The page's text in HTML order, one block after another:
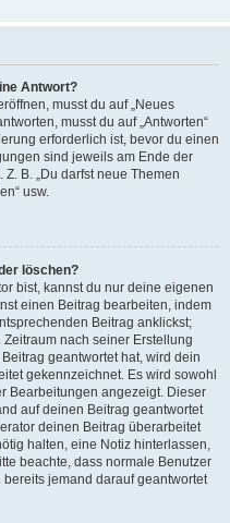
Antwort?
musst du auf „Neues
musst du auf „Antworten“
erforderlich ist, bevor du einen
sind jeweils am Ende der
B. „Du darfst neue Themen
usw.
löschen?
bist, kannst du nur deine eigenen
einen Beitrag bearbeiten, indem
Beitrag anklickst;
nach seiner Erstellung
geantwortet hat, wird dein
gekennzeichnet. Es wird sowohl
Bearbeitungen angezeigt. Dieser
auf deinen Beitrag geantwortet
deinen Beitrag überarbeitet
halten, eine Notiz hinterlassen,
beachte, dass normale Benutzer
jemand darauf geantwortet